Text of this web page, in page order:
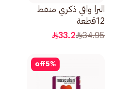
الترا واقي ذكري منقط
12قطعة
34.95
33.2
5%
off